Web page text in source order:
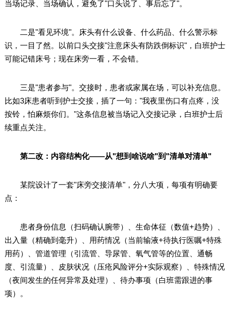
当场记录、当场确认，避免了"口头说了、事后忘了"。
二是"看见环境"。床头有什么设备、什么药品、什么警示标
识，一目了然。以前口头交接"注意床头有防跌倒标识"，白班护士
可能记错床号；现在床旁一看，不会错。
三是"患者参与"。交接时，患者或家属在场，可以补充信息。
比如3床患者听到护士交接，插了一句："我夜里伤口有点疼，没
按铃，怕麻烦你们。"这条信息被当场记入交接记录，白班护士后
续重点关注。
第二改：内容结构化——从"想到啥说啥"到"清单对清单"
某院设计了一套"床旁交接清单"，分八大项，每项有明确要
点：
患者身份信息（扫码确认腕带）、生命体征（数值+趋势）、
出入量（精确到毫升）、用药情况（当前输液+待执行医嘱+特殊
用药）、管道管理（引流管、导尿管、氧气管等的位置、通畅
度、引流量）、皮肤状况（压疮风险评分+实际观察）、特殊情况
（夜间发生的任何异常及处理）、待办事项（白班需跟进的事
项）。